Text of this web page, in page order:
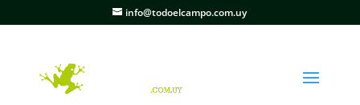
info@todoelcampo.com.uy